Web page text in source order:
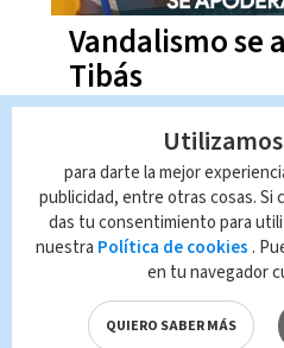
Vandalismo se
Tibás
para darte la mejor
publicidad, entre otras cosas. Si
das tu consentimiento para
nuestra Política de cookies .
en tu navegador
QUIERO SABER MÁS